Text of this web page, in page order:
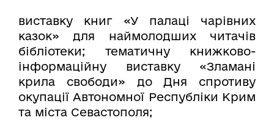
виставку книг «У палаці чарівних
казок» для наймолодших читачів
бібліотеки; тематичну книжково-
інформаційну виставку «Зламані
крила свободи» до Дня спротиву
окупації Автономної Республіки Крим
та міста Севастополя;